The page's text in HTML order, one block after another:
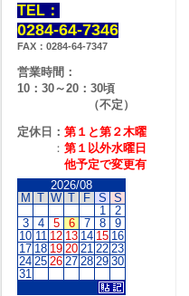
TEL：
0284-64-7346
FAX：0284-64-7347
営業時間：
10：30～20：30頃
（不定）
定休日： 第１と第２木曜
： 第１以外水曜日
他予定で変更有
2026/08
M T W T F S S
1
2
3
4 5 6 7 8
9
10 11 12 13 14 15 16
17 18 19 20 21 22 23
24 25 26 27 28 29 30
31